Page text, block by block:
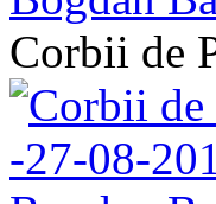
Corbii de